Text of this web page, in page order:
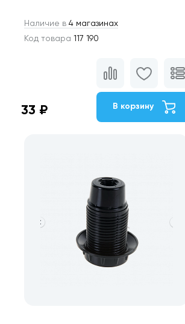
Наличие в 4 магазинах
Код товара 117 190
33 ₽ В корзину